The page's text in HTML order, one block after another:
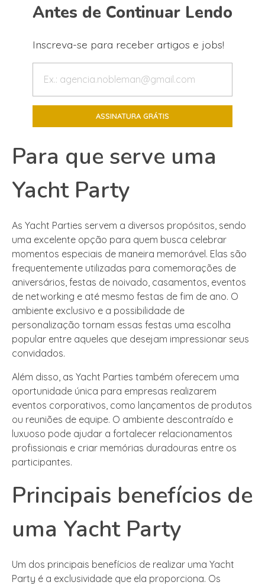
Antes de Continuar Lendo
Inscreva-se para receber artigos e jobs!
Para que serve uma
Yacht Party
As Yacht Parties servem a diversos propósitos, sendo
uma excelente opção para quem busca celebrar
momentos especiais de maneira memorável. Elas são
frequentemente utilizadas para comemorações de
aniversários, festas de noivado, casamentos, eventos
de networking e até mesmo festas de fim de ano. O
ambiente exclusivo e a possibilidade de
personalização tornam essas festas uma escolha
popular entre aqueles que desejam impressionar seus
convidados.
Além disso, as Yacht Parties também oferecem uma
oportunidade única para empresas realizarem
eventos corporativos, como lançamentos de produtos
ou reuniões de equipe. O ambiente descontraído e
luxuoso pode ajudar a fortalecer relacionamentos
profissionais e criar memórias duradouras entre os
participantes.
Principais benefícios de
uma Yacht Party
Um dos principais benefícios de realizar uma Yacht
Party é a exclusividade que ela proporciona. Os